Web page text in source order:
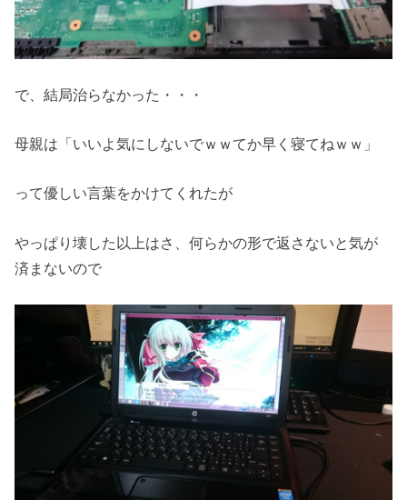
で、結局治らなかった・・・
母親は「いいよ気にしないでｗｗてか早く寝てねｗｗ」
って優しい言葉をかけてくれたが
やっぱり壊した以上はさ、何らかの形で返さないと気が
済まないので